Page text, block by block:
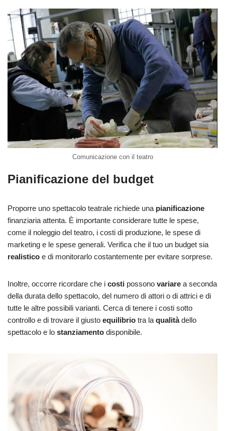
Comunicazione con il teatro
Pianificazione del budget
Proporre uno spettacolo teatrale richiede una pianificazione
finanziaria attenta. È importante considerare tutte le spese,
come il noleggio del teatro, i costi di produzione, le spese di
marketing e le spese generali. Verifica che il tuo un budget sia
realistico e di monitorarlo costantemente per evitare sorprese.
Inoltre, occorre ricordare che i costi possono variare a seconda
della durata dello spettacolo, del numero di attori o di attrici e di
tutte le altre possibili varianti. Cerca di tenere i costi sotto
controllo e di trovare il giusto equilibrio tra la qualitàdello
spettacolo e lo stanziamento disponibile.